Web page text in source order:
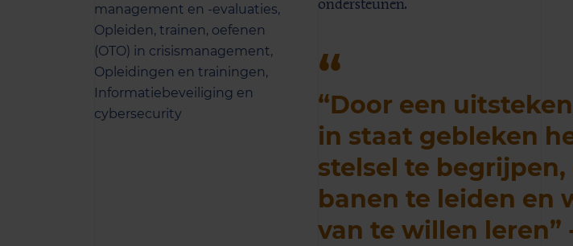
management en -evaluaties,
Opleiden, trainen, oefenen
(OTO) in crisismanagement,
Opleidingen en trainingen,
Informatiebeveiliging en
cybersecurity
ondersteunen.
“Door een
in staat gebleken
stelsel te
banen te leiden en
van te willen leren”